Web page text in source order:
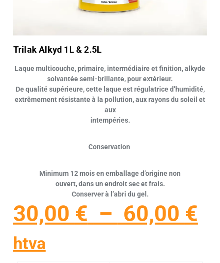
Trilak Alkyd 1L & 2.5L
Laque multicouche, primaire, intermédiaire et finition, alkyde
solvantée semi-brillante, pour extérieur.
De qualité supérieure, cette laque est régulatrice d’humidité,
extrêmement résistante à la pollution, aux rayons du soleil et
aux
intempéries.
Conservation
Minimum 12 mois en emballage d’origine non
ouvert, dans un endroit sec et frais.
Conserver à l’abri du gel.
30,00 € – 60,00 €
htva